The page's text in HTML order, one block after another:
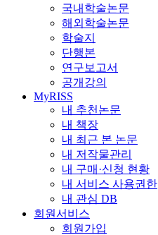
국내학술논문
해외학술논문
학술지
단행본
연구보고서
공개강의
MyRISS
내 추천논문
내 책장
내 최근 본 논문
내 저작물관리
내 구매·신청 현황
내 서비스 사용권한
내 관심 DB
회원서비스
회원가입